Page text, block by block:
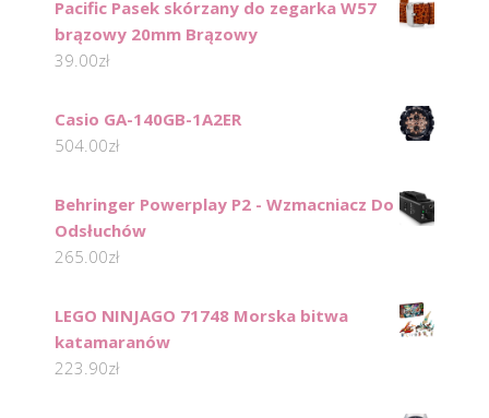
Pacific Pasek skórzany do zegarka W57
brązowy 20mm Brązowy
39.00zł
Casio GA-140GB-1A2ER
504.00zł
Behringer Powerplay P2 - Wzmacniacz Do
Odsłuchów
265.00zł
LEGO NINJAGO 71748 Morska bitwa
katamaranów
223.90zł